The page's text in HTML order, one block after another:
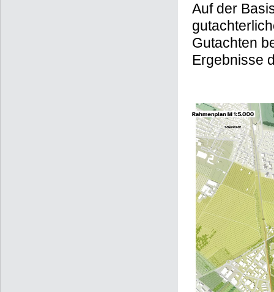
Auf der
Gutachten
Ergebnisse